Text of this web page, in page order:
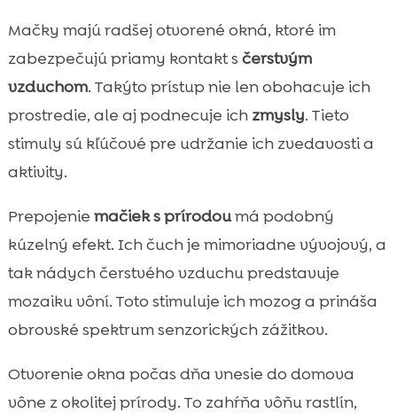
Mačky majú radšej otvorené okná, ktoré im
zabezpečujú priamy kontakt s čerstvým
vzduchom. Takýto prístup nie len obohacuje ich
prostredie, ale aj podnecuje ich zmysly. Tieto
stimuly sú kľúčové pre udržanie ich zvedavosti a
aktivity.
Prepojenie mačiek s prírodoumá podobný
kúzelný efekt. Ich čuch je mimoriadne vývojový, a
tak nádych čerstvého vzduchu predstavuje
mozaiku vôní. Toto stimuluje ich mozog a prináša
obrovské spektrum senzorických zážitkov.
Otvorenie okna počas dňa vnesie do domova
vône z okolitej prírody. To zahŕňa vôňu rastlín,